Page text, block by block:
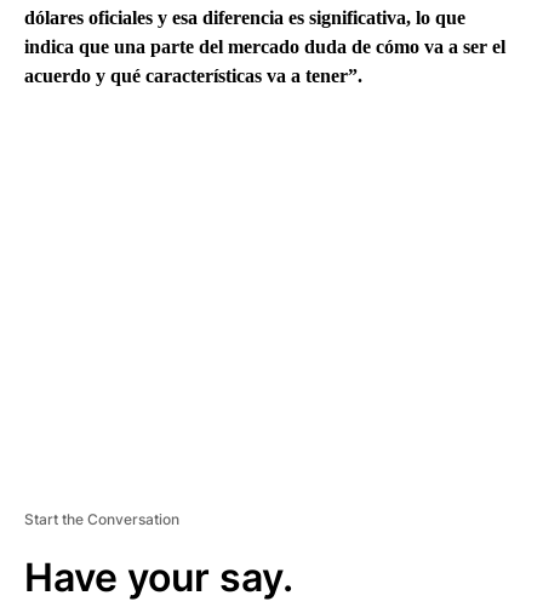
dólares oficiales y esa diferencia es significativa, lo que
indica que una parte del mercado duda de cómo va a ser el
acuerdo y qué características va a tener”.
Start the Conversation
Have your say.